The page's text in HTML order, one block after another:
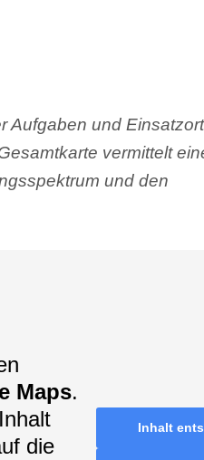
Aufgaben und
vermittelt
und den
Maps.
die
Inhalt